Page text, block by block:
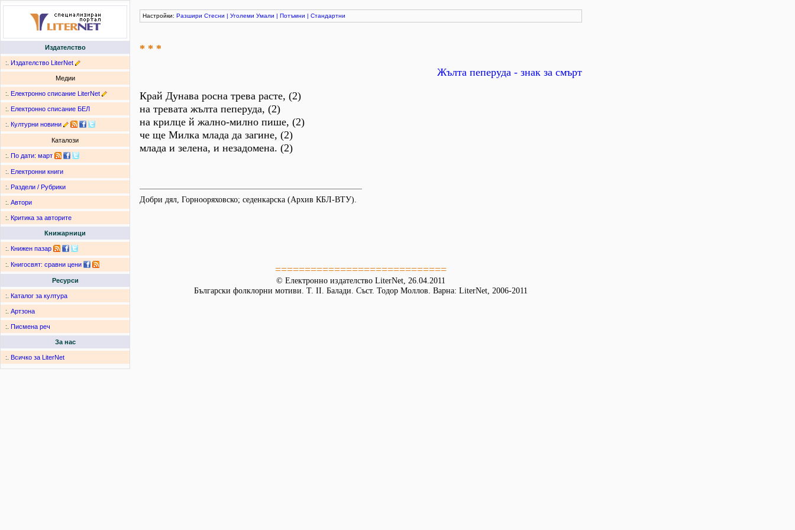
Издателство
:. Издателство LiterNet
Медии
:. Електронно списание LiterNet
:. Електронно списание БЕЛ
:. Културни новини
Каталози
:. По дати: март
:. Електронни книги
:. Раздели / Рубрики
:. Автори
:. Критика за авторите
Книжарници
:. Книжен пазар
:. Книгосвят: сравни цени
Ресурси
:. Каталог за култура
:. Артзона
:. Писмена реч
За нас
:. Всичко за LiterNet
Настройки: Разшири Стесни | Уголеми Умали | Потъмни | Стандартни
* * *
Жълта пеперуда - знак за смърт
Край Дунава росна трева расте, (2)
на тревата жълта пеперуда, (2)
на крилце й жално-милно пише, (2)
че ще Милка млада да загине, (2)
млада и зелена, и незадомена. (2)
Добри дял, Горнооряховско; седенкарска (Архив КБЛ-ВТУ).
=============================
© Електронно издателство LiterNet, 26.04.2011
Български фолклорни мотиви. Т. II. Балади. Съст. Тодор Моллов. Варна: LiterNet, 2006-2011